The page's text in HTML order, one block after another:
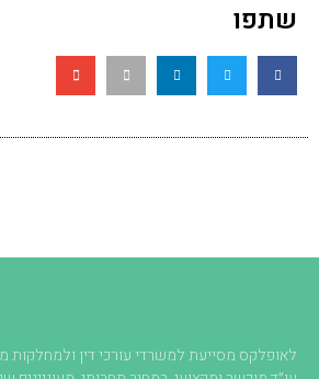
שתפו
לאופלקס מסייעת למשרדי עורכי דין ולמחלקות